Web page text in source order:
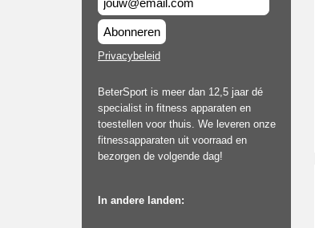
Abonneren
Privacybeleid
BeterSport is meer dan 12,5 jaar dé
specialist in fitness apparaten en
toestellen voor thuis. We leveren onze
fitnessapparaten uit voorraad en
bezorgen de volgende dag!
In andere landen: